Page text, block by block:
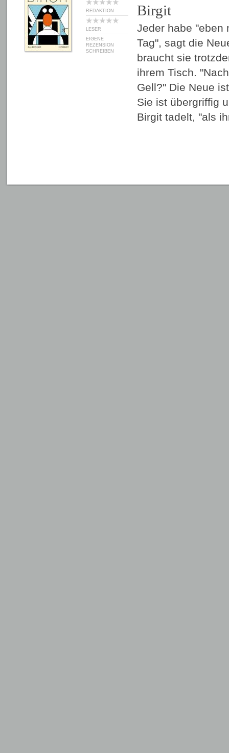
REDAKTION
LESER
EIGENE
REZENSION
SCHREIBEN
Birgit
Jeder habe "eben
Tag", sagt die
braucht sie
ihrem Tisch.
Gell?" Die Neue
Sie ist übergriffig
Birgit tadelt, "als